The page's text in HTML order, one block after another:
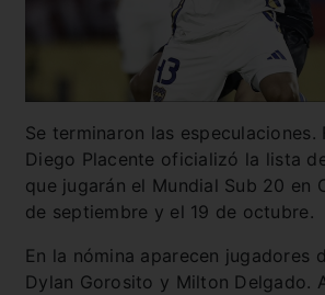
Se terminaron las especulaciones.
Diego Placente oficializó la lista
que jugarán el Mundial Sub 20 en
de septiembre y el 19 de octubre.
En la nómina aparecen jugadores
Dylan Gorosito y Milton Delgado.